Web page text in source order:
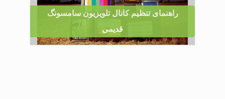
راهنمای تنظیم کانال تلویزیون سامسونگ
قدیمی